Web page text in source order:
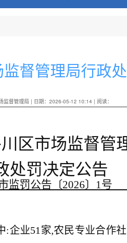
督管理局行政
监督管理局 | 日期：2026-05-12 10:14 | 阅读：
区市场监督管
处罚决定公告
市监罚公告〔2026
企业51家,农民专业合作